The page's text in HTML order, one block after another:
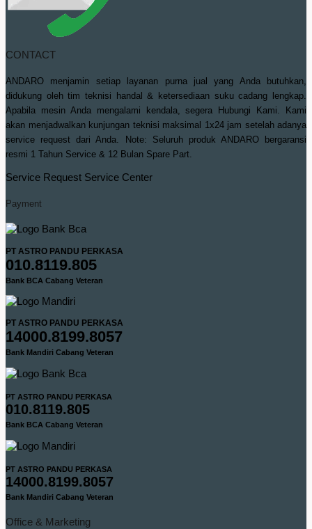
CONTACT
ANDARO menjamin setiap layanan purna jual yang Anda butuhkan,
didukung oleh tim teknisi handal & ketersediaan suku cadang lengkap.
Apabila mesin Anda mengalami kendala, segera Hubungi Kami. Kami
akan menjadwalkan kunjungan teknisi maksimal 1x24 jam setelah adanya
service request dari Anda. Note: Seluruh produk ANDARO bergaransi
resmi 1 Tahun Service & 12 Bulan Spare Part.
Service Request Service Center
Payment
PT ASTRO PANDU PERKASA
010.8119.805
Bank BCA Cabang Veteran
PT ASTRO PANDU PERKASA
14000.8199.8057
Bank Mandiri Cabang Veteran
PT ASTRO PANDU PERKASA
010.8119.805
Bank BCA Cabang Veteran
PT ASTRO PANDU PERKASA
14000.8199.8057
Bank Mandiri Cabang Veteran
Office & Marketing